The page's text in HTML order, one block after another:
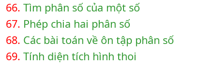
66. Tìm phân số của một số
67. Phép chia hai phân số
68. Các bài toán về ôn tập phân số
69. Tính diện tích hình thoi